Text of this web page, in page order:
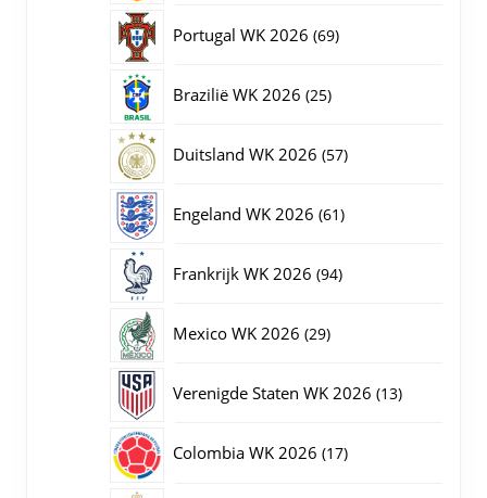
Portugal WK 2026 6969
Brazilië WK 2026 2525
Duitsland WK 2026 5757
Engeland WK 2026 6161
Frankrijk WK 2026 9494
Mexico WK 2026 2929
Verenigde Staten WK 2026 1313
Colombia WK 2026 1717